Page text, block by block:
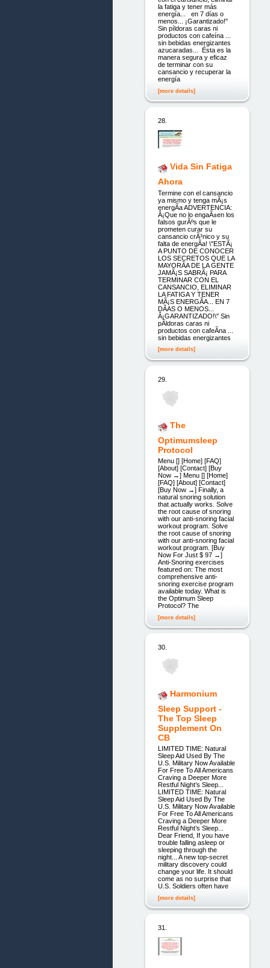
la fatiga y tener más
energía... en 7 días o
menos... ¡Garantizado!"
Sin píldoras caras ni
productos con cafeína ...
sin bebidas energizantes
azucaradas... Ésta es la
manera segura y eficaz
de terminar con su
cansancio y recuperar la
energía
[more details]
28.
Vida Sin Fatiga
Ahora
Termine con el cansancio
ya mismo y tenga mÃ¡s
energÃ­a ADVERTENCIA:
Â¡Que no lo engaÃ±en los
falsos gurÃºs que le
prometen curar su
cansancio crÃ³nico y su
falta de energÃ­a! \"ESTÃ¡
A PUNTO DE CONOCER
LOS SECRETOS QUE LA
MAYORÃ­A DE LA GENTE
JAMÃ¡S SABRÃ¡ PARA
TERMINAR CON EL
CANSANCIO, ELIMINAR
LA FATIGA Y TENER
MÃ¡S ENERGÃ­A... EN 7
DÃ­AS O MENOS...
Â¡GARANTIZADO!\" Sin
pÃ­ldoras caras ni
productos con cafeÃ­na ...
sin bebidas energizantes
[more details]
29.
The
Optimumsleep
Protocol
Menu [] [Home] [FAQ]
[About] [Contact] [Buy
Now →] Menu [] [Home]
[FAQ] [About] [Contact]
[Buy Now →] Finally, a
natural snoring solution
that actually works. Solve
the root cause of snoring
with our anti-snoring facial
workout program. Solve
the root cause of snoring
with our anti-snoring facial
workout program. [Buy
Now For Just $ 97 →]
Anti-Snoring exercises
featured on: The most
comprehensive anti-
snoring exercise program
available today. What is
the Optimum Sleep
Protocol? The
[more details]
30.
Harmonium
Sleep Support -
The Top Sleep
Supplement On
CB
LIMITED TIME: Natural
Sleep Aid Used By The
U.S. Military Now Available
For Free To All Americans
Craving a Deeper More
Restful Night’s Sleep...
LIMITED TIME: Natural
Sleep Aid Used By The
U.S. Military Now Available
For Free To All Americans
Craving a Deeper More
Restful Night’s Sleep...
Dear Friend, If you have
trouble falling asleep or
sleeping through the
night... A new top-secret
military discovery could
change your life. It should
come as no surprise that
U.S. Soldiers often have
[more details]
31.